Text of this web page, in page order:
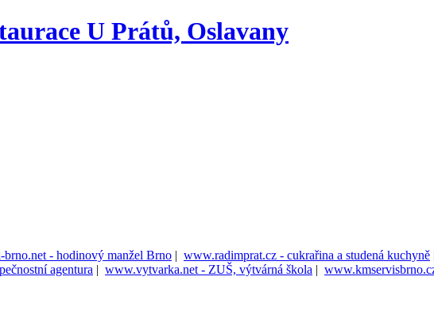
U Prátů, Oslavany
- hodinový manžel Brno | www.radimprat.cz - cukrařina a studená kuchyně
agentura | www.vytvarka.net - ZUŠ, výtvárná škola |